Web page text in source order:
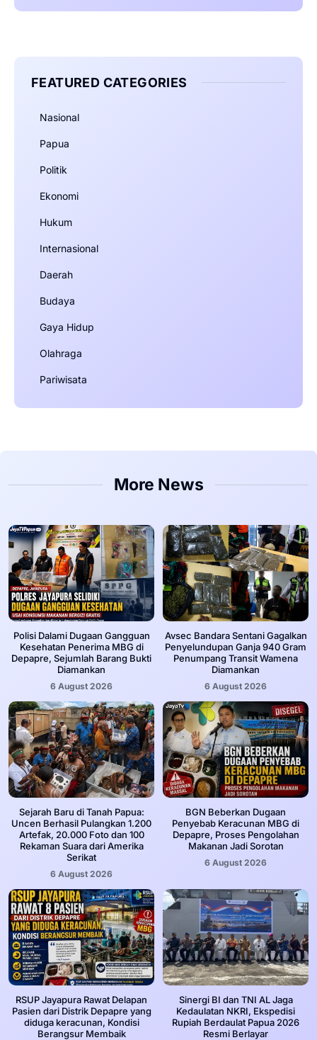
FEATURED CATEGORIES
Nasional
Papua
Politik
Ekonomi
Hukum
Internasional
Daerah
Budaya
Gaya Hidup
Olahraga
Pariwisata
More News
‎Polisi Dalami Dugaan Gangguan
Kesehatan Penerima MBG di
Depapre, Sejumlah Barang Bukti
Diamankan
6 August 2026
Avsec Bandara Sentani Gagalkan
Penyelundupan Ganja 940 Gram
Penumpang Transit Wamena
Diamankan
6 August 2026
Sejarah Baru di Tanah Papua:
Uncen Berhasil Pulangkan 1.200
Artefak, 20.000 Foto dan 100
Rekaman Suara dari Amerika
Serikat
6 August 2026
BGN Beberkan Dugaan
Penyebab Keracunan MBG di
Depapre, Proses Pengolahan
Makanan Jadi Sorotan
6 August 2026
RSUP Jayapura Rawat Delapan
Pasien dari Distrik Depapre yang
diduga keracunan, Kondisi
Berangsur Membaik
Sinergi BI dan TNI AL Jaga
Kedaulatan NKRI, Ekspedisi
Rupiah Berdaulat Papua 2026
Resmi Berlayar